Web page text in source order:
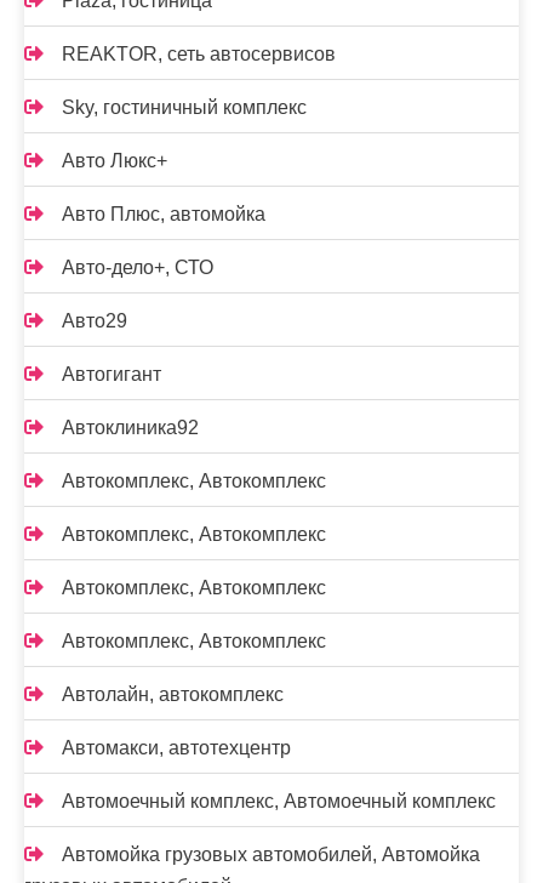
REAKTOR, сеть автосервисов
Sky, гостиничный комплекс
Авто Люкс+
Авто Плюс, автомойка
Авто-дело+, СТО
Авто29
Автогигант
Автоклиника92
Автокомплекс, Автокомплекс
Автокомплекс, Автокомплекс
Автокомплекс, Автокомплекс
Автокомплекс, Автокомплекс
Автолайн, автокомплекс
Автомакси, автотехцентр
Автомоечный комплекс, Автомоечный комплекс
Автомойка грузовых автомобилей, Автомойка